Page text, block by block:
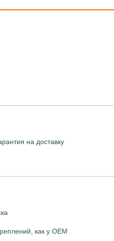
на доставку
как у OEM